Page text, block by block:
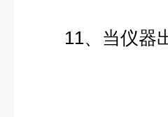
11、当仪器出